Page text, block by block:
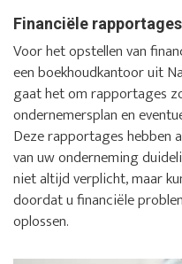
Financiële rapportages
Voor het opstellen van
een boekhoudkantoor uit
gaat het om rapportages
ondernemersplan en
Deze rapportages hebben
van uw onderneming
niet altijd verplicht, maar
doordat u financiële
oplossen.